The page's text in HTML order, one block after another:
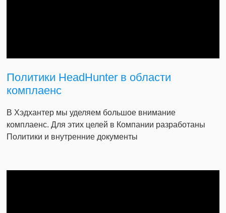
Политики HeadHunter в области
комплаенс
В Хэдхантер мы уделяем большое внимание
комплаенс. Для этих целей в Компании разработаны
Политики и внутренние документы